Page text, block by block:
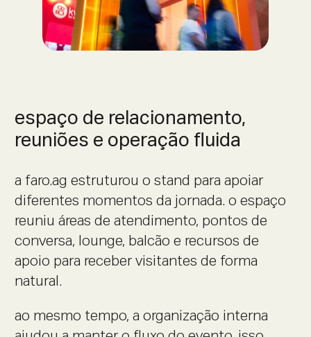
espaço de relacionamento,
reuniões e operação fluida
a faro.ag estruturou o stand para apoiar
diferentes momentos da jornada. o espaço
reuniu áreas de atendimento, pontos de
conversa, lounge, balcão e recursos de
apoio para receber visitantes de forma
natural.
ao mesmo tempo, a organização interna